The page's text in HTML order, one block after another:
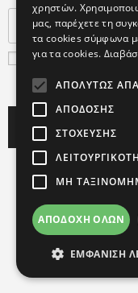
Συμφωνώ με τους
Δεδομένων
χρηστών.
μας, παρέχετε τη
τα cookies σύμφωνα
για τα cookies.
ΑΠΟΛΎΤΩΣ
ΑΠΌΔΟΣΗΣ
ΣΤΌΧΕΥΣΗΣ
ΜΗ
ΑΠΟΔΟΧΉ ΌΛΩΝ
ΕΜΦΆΝΙΣΗ